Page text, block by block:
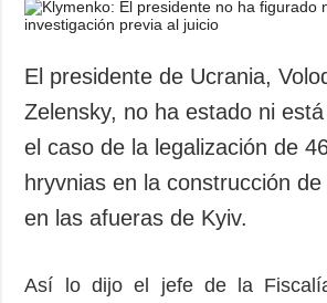
Economía
Sociedad y
Cultura
Deportes
Crimen
Desastres y
ADICIONAL
El presidente de Ucrania,
Zelensky, no ha estado ni
el caso de la legalización de
hryvnias en la construcción
en las afueras de Kyiv.
Así lo dijo el jefe de la